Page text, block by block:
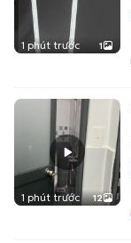
1 phút trước 1
1 phút trước 12